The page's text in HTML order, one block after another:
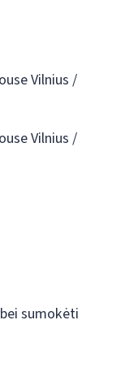
Vilnius /
Vilnius /
sumokėti